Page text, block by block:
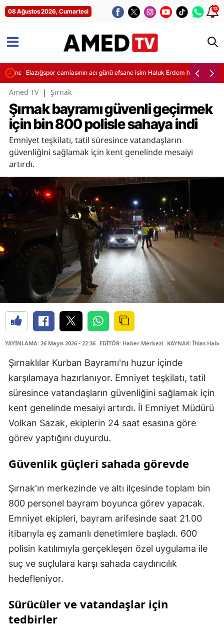
08 Ağustos 2026, Cumartesi 12
operasyonu
Elazığspor camiasının acı günü efsane isim Haluk Erdem hayatını
Amed TV | Şırnak
Şırnak bayramı güvenli geçirmek
için bin 800 polisle sahaya indi
Emniyet teşkilatı, tatil süresince vatandaşların
güvenliğini sağlamak için kent genelinde mesaiyi
artırdı.
YAYINLAMA: 26 Mayıs 2026 - 22:36 EDİTÖR: Haber Merkezi KAYNAK: İhlas
Şırnaklılar Kurban Bayramı'nı huzur içinde
karşılamaya hazırlanıyor. Emniyet teşkilatı, tatil
süresince vatandaşların güvenliğini sağlamak için
kent genelinde mesaiyi artırdı. İl Emniyet Müdürü
Volkan Sazak, ekiplerin 24 saat esasına göre
görev yaptığını duyurdu.
Güvenlik güçleri sahada görevde
Şırnak'ın merkezinde ve altı ilçesinde toplam bin
800 personel bayram boyunca görev yapacak.
Emniyet ekipleri, bayram arifesinde saat 21.00
itibarıyla eş zamanlı denetimlere başladı. 600
polisin katılımıyla gerçekleşen özel uygulama ile
suç ve suçlulara karşı sahada caydırıcılık
hedefleniyor.
Sürücüler ve vatandaşlar için
tedbirler